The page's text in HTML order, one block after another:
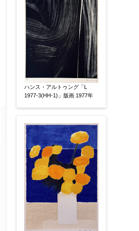
ハンス・アルトゥング「L
1977-3(HH-1)」版画 1977年